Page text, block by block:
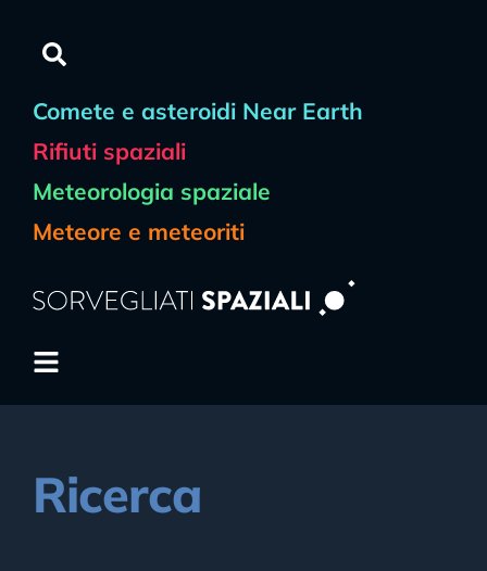
Comete e asteroidi Near Earth
Rifiuti spaziali
Meteorologia spaziale
Meteore e meteoriti
Ricerca